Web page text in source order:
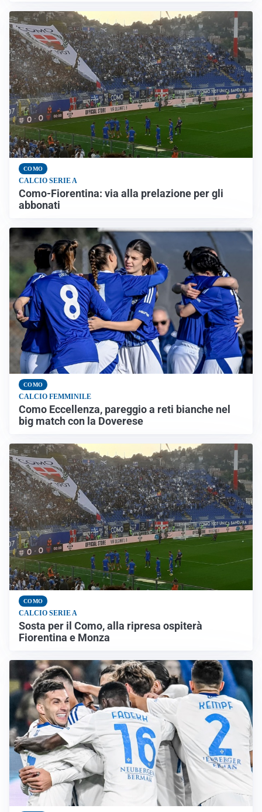
COMO
CALCIO SERIE A
Como-Fiorentina: via alla prelazione per gli
abbonati
COMO
CALCIO FEMMINILE
Como Eccellenza, pareggio a reti bianche nel
big match con la Doverese
COMO
CALCIO SERIE A
Sosta per il Como, alla ripresa ospiterà
Fiorentina e Monza